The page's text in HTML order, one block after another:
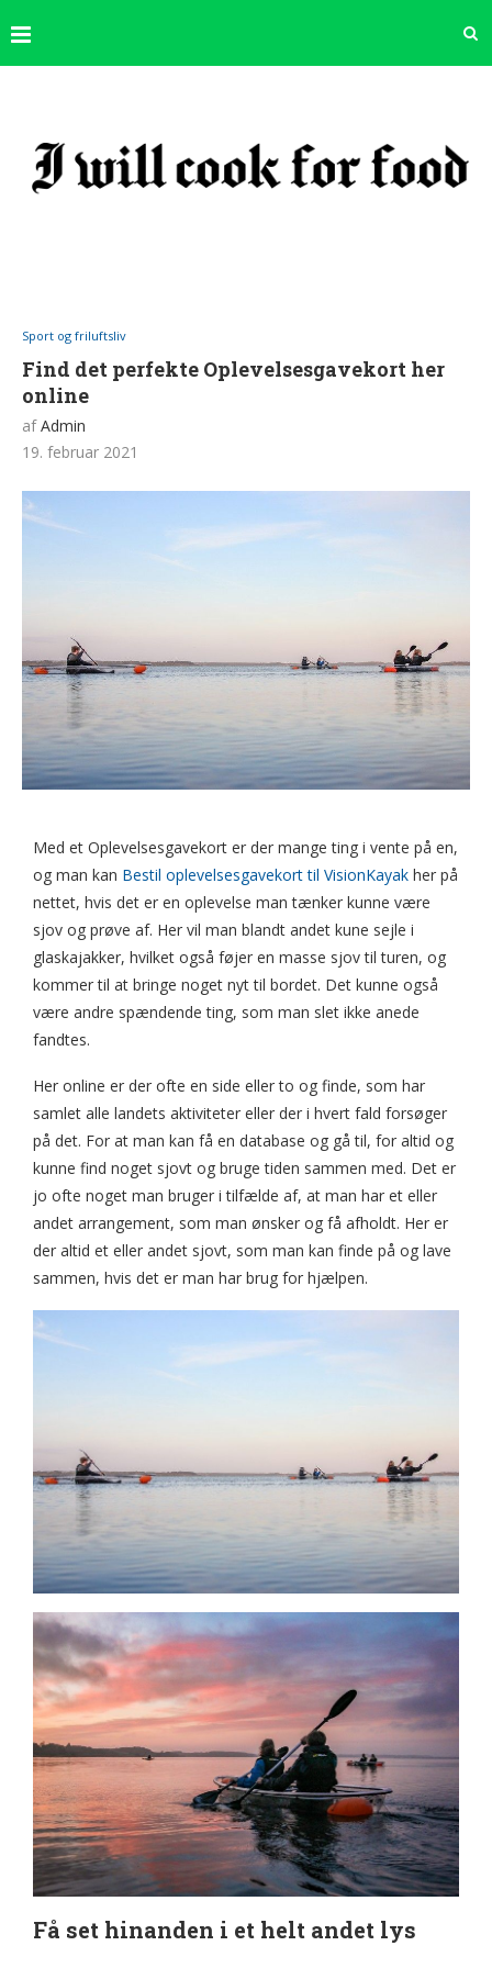
Sport og friluftsliv
Find det perfekte Oplevelsesgavekort her
online
afAdmin
19. februar 2021
Med et Oplevelsesgavekort er der mange ting i vente på en,
og man kan Bestil oplevelsesgavekort til VisionKayak her på
nettet, hvis det er en oplevelse man tænker kunne være
sjov og prøve af. Her vil man blandt andet kune sejle i
glaskajakker, hvilket også føjer en masse sjov til turen, og
kommer til at bringe noget nyt til bordet. Det kunne også
være andre spændende ting, som man slet ikke anede
fandtes.
Her online er der ofte en side eller to og finde, som har
samlet alle landets aktiviteter eller der i hvert fald forsøger
på det. For at man kan få en database og gå til, for altid og
kunne find noget sjovt og bruge tiden sammen med. Det er
jo ofte noget man bruger i tilfælde af, at man har et eller
andet arrangement, som man ønsker og få afholdt. Her er
der altid et eller andet sjovt, som man kan finde på og lave
sammen, hvis det er man har brug for hjælpen.
Få set hinanden i et helt andet lys